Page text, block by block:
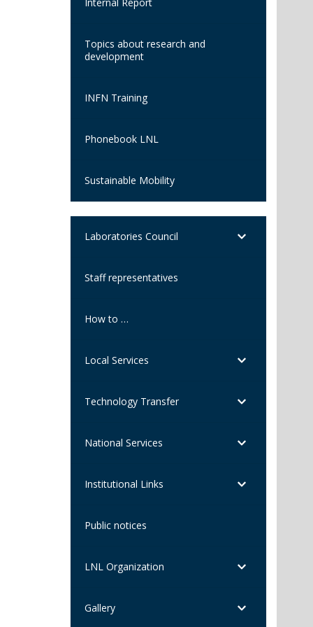
Topics about research and
development
INFN Training
Phonebook LNL
Sustainable Mobility
Laboratories Council
Staff representatives
How to …
Local Services
Technology Transfer
National Services
Institutional Links
Public notices
LNL Organization
Gallery